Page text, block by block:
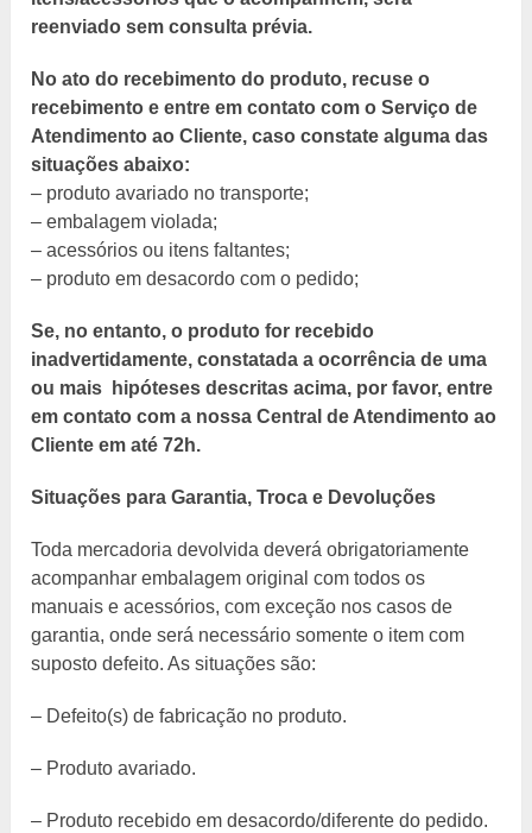
reenviado sem consulta prévia.
No ato do recebimento do produto, recuse o
recebimento e entre em contato com o Serviço de
Atendimento ao Cliente, caso constate alguma das
situações abaixo:
– produto avariado no transporte;
– embalagem violada;
– acessórios ou itens faltantes;
– produto em desacordo com o pedido;
Se, no entanto, o produto for recebido
inadvertidamente, constatada a ocorrência de uma
ou mais hipóteses descritas acima, por favor, entre
em contato com a nossa Central de Atendimento ao
Cliente em até 72h.
Situações para Garantia, Troca e Devoluções
Toda mercadoria devolvida deverá obrigatoriamente
acompanhar embalagem original com todos os
manuais e acessórios, com exceção nos casos de
garantia, onde será necessário somente o item com
suposto defeito. As situações são:
– Defeito(s) de fabricação no produto.
– Produto avariado.
– Produto recebido em desacordo/diferente do pedido.